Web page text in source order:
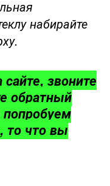
набирайте
звоните
обратный
то что вы